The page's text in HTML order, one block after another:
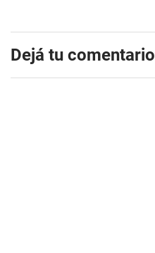
Dejá tu comentario